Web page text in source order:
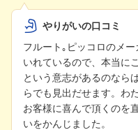
フォ
こちらの企業
やりがいの口コミ
フルート｡ピッコロのメ
いれているので、本当に
という意志があるのなら
らでも見出だせます。わ
お客様に喜んで頂くのを
いをかんじました。